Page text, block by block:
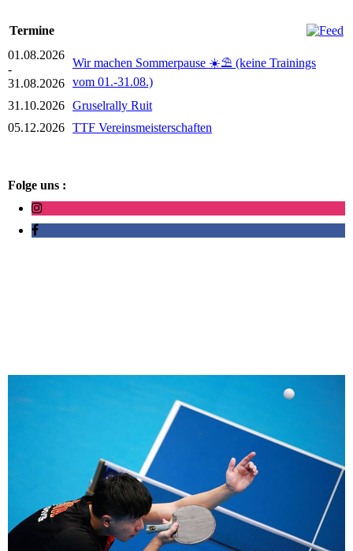
Termine
01.08.2026
-
31.08.2026
Wir machen Sommerpause ☀️⛱️ (keine Trainings
vom 01.-31.08.)
31.10.2026 Gruselrally Ruit
05.12.2026 TTF Vereinsmeisterschaften
Folge uns :